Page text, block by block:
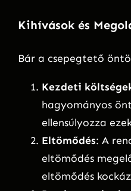
Kihívások és
Bár a csepegtető
Kezdeti
hagyományos
ellensúlyozza
Eltömődés: A
eltömődés
eltömődés